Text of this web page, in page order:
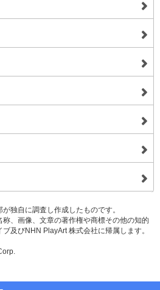
独自に調査し作成したものです。
、画像、文章の著作権や商標その他の知的
及びNHN PlayArt 株式会社に帰属します。